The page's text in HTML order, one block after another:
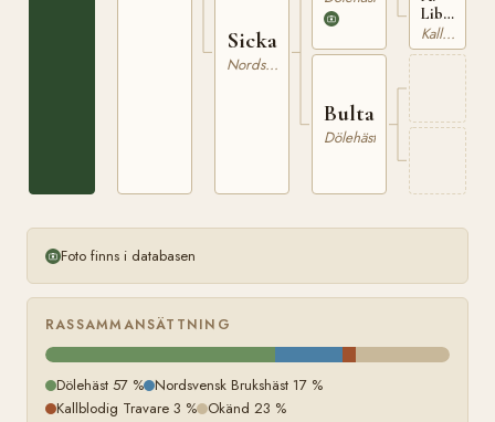
Sicka
Nordsvensk Brukshäst
Bulta
Dölehäst
Libergs
travarsto
i
Elverum,
Kallblodig Travare
Foto finns i databasen
RASSAMMANSÄTTNING
Dölehäst 57 % Nordsvensk Brukshäst 17 %
Kallblodig Travare 3 % Okänd 23 %